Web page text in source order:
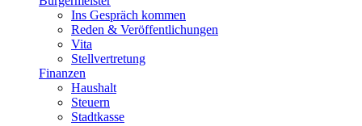
Ins Gespräch kommen
Reden & Veröffentlichungen
Vita
Stellvertretung
Finanzen
Haushalt
Steuern
Stadtkasse